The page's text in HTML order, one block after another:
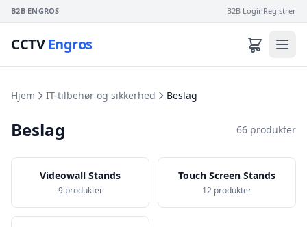
B2B ENGROS B2B LoginRegistrer
CCTVEngros
Hjem IT-tilbehør og sikkerhed Beslag
Beslag 66 produkter
Videowall Stands
9 produkter
Touch Screen Stands
12 produkter